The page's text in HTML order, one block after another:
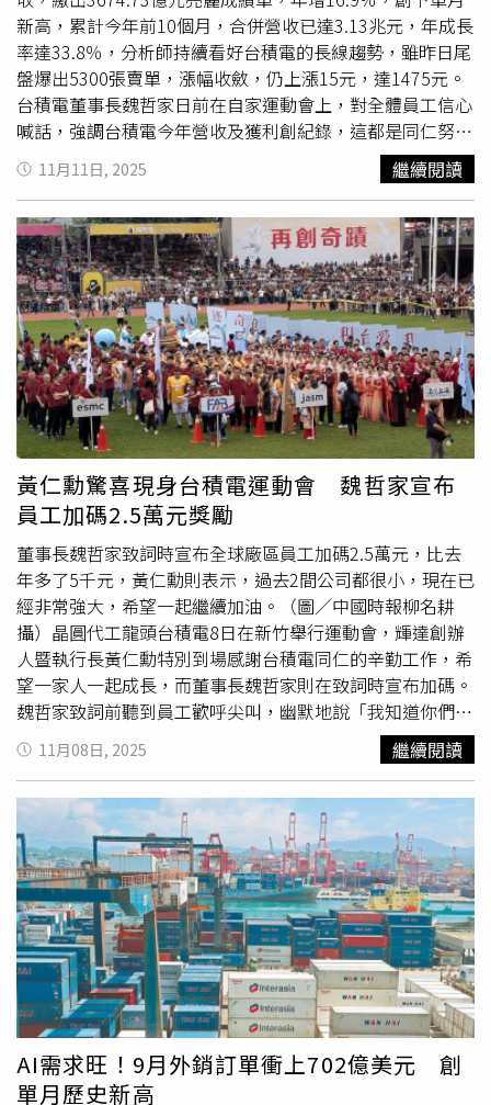
新高，累計今年前10個月，合併營收已達3.13兆元，年成長
率達33.8％，分析師持續看好台積電的長線趨勢，雖昨日尾
盤爆出5300張賣單，漲幅收斂，仍上漲15元，達1475元。
台積電董事長魏哲家日前在自家運動會上，對全體員工信心
喊話，強調台積電今年營收及獲利創紀錄，這都是同仁努力
的成果，且不只是今年，以後每一年都會創新高，為台積電
的未來成長性背書。法人也預期，台積電第四季營收有望優
於財測高標334億美元。台積電10日早盤以1470元開出，午
盤後股價拉升至1485元，不過最後一盤突然爆出5300張賣
單，市場認為應該是外資出手，拉低股價10元，收1475
元，上漲1.03％。市場部分解讀，10月營收年增率16.9％是
今年2月以來最慢增速，甚至認為可能是「AI需求首波降溫
訊號」，不過供應鏈傳出，可能只是先前大量拉貨墊高基期
後的自然回檔，事實上，AI伺服器與高效能運算（HPC）需
求維持強勁，產能高度緊張，輝達執行長黃仁勳日前才會特
別來台，向魏哲家爭取更多產能。供應鏈業者直言，台積電
獲利屢創新高關鍵便是「AI晶片」，從輝達、超微、蘋果等
科技巨頭，都排隊爭搶台積電的先進製程產能便可一窺端
倪。業界日前傳出，台積電已在今年9月起陸續通知主要客
戶，決定自2026年1月起，針對5奈米以下的先進製程，包
括5奈米、4奈米、3奈米及未來的2奈米，將執行連續漲價
計畫。報價平均漲幅約3％至10％。法人認為，台積電不只
是漲價，而是透過技術護城河，宣示下個算力時代主導權，
漲價除反映不斷墊高的研發成本，外資更預估，受惠於AI應
用滲透率提高，台積電在AI相關營收占比將持續升高。台新
投顧副總經理黃文清指出，看好台積電的長線趨勢，主要是
輝達的Blackwell架構從GB200、GB300，明年還有新的
Rubin系列需求看旺，且美國四大雲端龍頭（CSP）都調高
資本支出，在在讓明年台積電成長性值得期待。近來AI泡沫
疑慮升高，黃文清分析，目前CSP都還在資本投入階段，但
看到很多AI應用，檢視AI軟體公司本益比，都有實質獲利，
預期AI不至於泡沫。
11月11日, 2025 繼續閱讀
黃仁勳驚喜現身台積電運動會 魏哲家宣布
員工加碼2.5萬元獎勵
董事長魏哲家致詞時宣布全球廠區員工加碼2.5萬元，比去
年多了5千元，黃仁勳則表示，過去2間公司都很小，現在已
經非常強大，希望一起繼續加油。（圖／中國時報柳名耕
攝）晶圓代工龍頭台積電8日在新竹舉行運動會，輝達創辦
人暨執行長黃仁勳特別到場感謝台積電同仁的辛勤工作，希
望一家人一起成長，而董事長魏哲家則在致詞時宣布加碼。
魏哲家致詞前聽到員工歡呼尖叫，幽默地說「我知道你們想
聽什麼（意指加碼獎金）」，並透露此次運動會有點遺憾，
因為創辦人張忠謀因為身體不適未能到場，並請員工高喊
「董事長我愛你，Sophie我愛妳（指張忠謀、張淑芬）」，
接著邀請黃仁勳上台。黃仁勳上台隨即喊出「台積電我的好
朋友，誰愛台積，我愛台積」，黃仁勳坦言，CC（魏哲
家）要我講國語，但我不太會講，只能一句一句慢慢講，並
提到，輝達與台積電合作開始到現在已經30年了，我也是你
們的家人，沒有台積電就沒有輝達，台積電真的是最棒的，
尚讚。黃仁勳指出，30年前輝達、台積電都是小公司，沒有
現在這麼強大，我有很多話想講，但我的國語真的很差，我
下次一定會改進，今天真的很高興可以來到台積電運動會，
台積電真的是讓人驚嘆的公司，強調現在2間公司都這麼
大，大家都很忙，希望台積電繼續加油。魏哲家指出，台積
電今年的營收、獲利都創下歷史下新高，是大家努力的結
11月08日, 2025 繼續閱讀
AI需求旺！9月外銷訂單衝上702億美元 創
單月歷史新高